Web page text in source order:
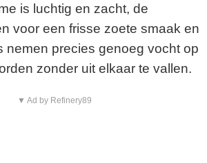
is luchtig en zacht, de
voor een frisse zoete smaak en
nemen precies genoeg vocht op
zonder uit elkaar te vallen.
▼ Ad by Refinery89